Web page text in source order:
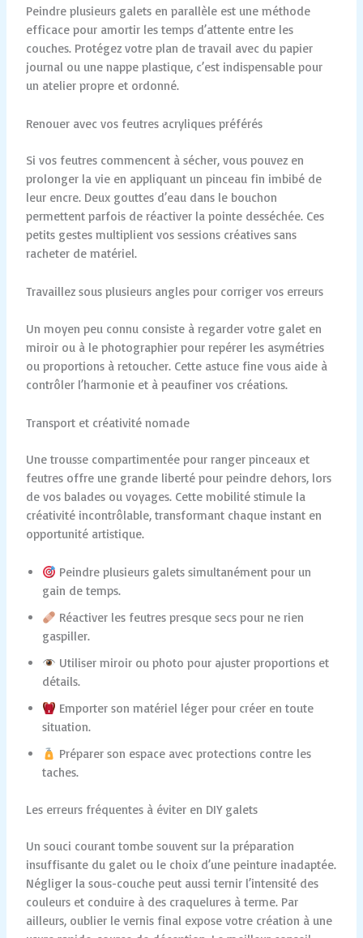
Peindre plusieurs galets en parallèle est une méthode
efficace pour amortir les temps d’attente entre les
couches. Protégez votre plan de travail avec du papier
journal ou une nappe plastique, c’est indispensable pour
un atelier propre et ordonné.
Renouer avec vos feutres acryliques préférés
Si vos feutres commencent à sécher, vous pouvez en
prolonger la vie en appliquant un pinceau fin imbibé de
leur encre. Deux gouttes d’eau dans le bouchon
permettent parfois de réactiver la pointe desséchée. Ces
petits gestes multiplient vos sessions créatives sans
racheter de matériel.
Travaillez sous plusieurs angles pour corriger vos erreurs
Un moyen peu connu consiste à regarder votre galet en
miroir ou à le photographier pour repérer les asymétries
ou proportions à retoucher. Cette astuce fine vous aide à
contrôler l’harmonie et à peaufiner vos créations.
Transport et créativité nomade
Une trousse compartimentée pour ranger pinceaux et
feutres offre une grande liberté pour peindre dehors, lors
de vos balades ou voyages. Cette mobilité stimule la
créativité incontrôlable, transformant chaque instant en
opportunité artistique.
Peindre plusieurs galets simultanément pour un
gain de temps.
Réactiver les feutres presque secs pour ne rien
gaspiller.
Utiliser miroir ou photo pour ajuster proportions et
détails.
Emporter son matériel léger pour créer en toute
situation.
Préparer son espace avec protections contre les
taches.
Les erreurs fréquentes à éviter en DIY galets
Un souci courant tombe souvent sur la préparation
insuffisante du galet ou le choix d’une peinture inadaptée.
Négliger la sous-couche peut aussi ternir l’intensité des
couleurs et conduire à des craquelures à terme. Par
ailleurs, oublier le vernis final expose votre création à une